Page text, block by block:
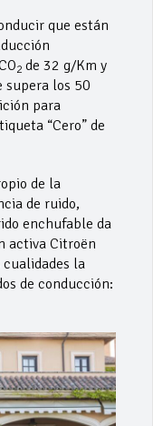
que están
2 de 32 g/Km y
supera los 50
para
“Cero” de
de la
de ruido,
enchufable da
activa Citroën
cualidades la
de conducción: